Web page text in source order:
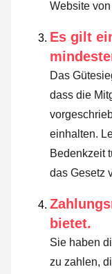
Website
Es gilt
Das
dass die
einhalten.
Bedenkzeit
das Gesetz
bietet.
Sie haben
zu zahlen,